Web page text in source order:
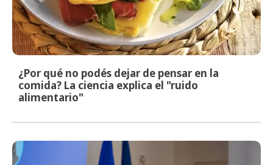
¿Por qué no podés dejar de pensar en la
comida? La ciencia explica el "ruido
alimentario"